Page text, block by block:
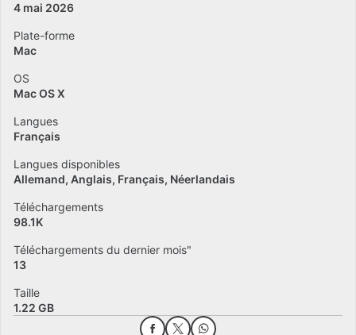
4 mai 2026
Plate-forme
Mac
OS
Mac OS X
Langues
Français
Langues disponibles
Allemand Anglais Français Néerlandais
Téléchargements
98.1K
Téléchargements du dernier mois"
13
Taille
1.22 GB